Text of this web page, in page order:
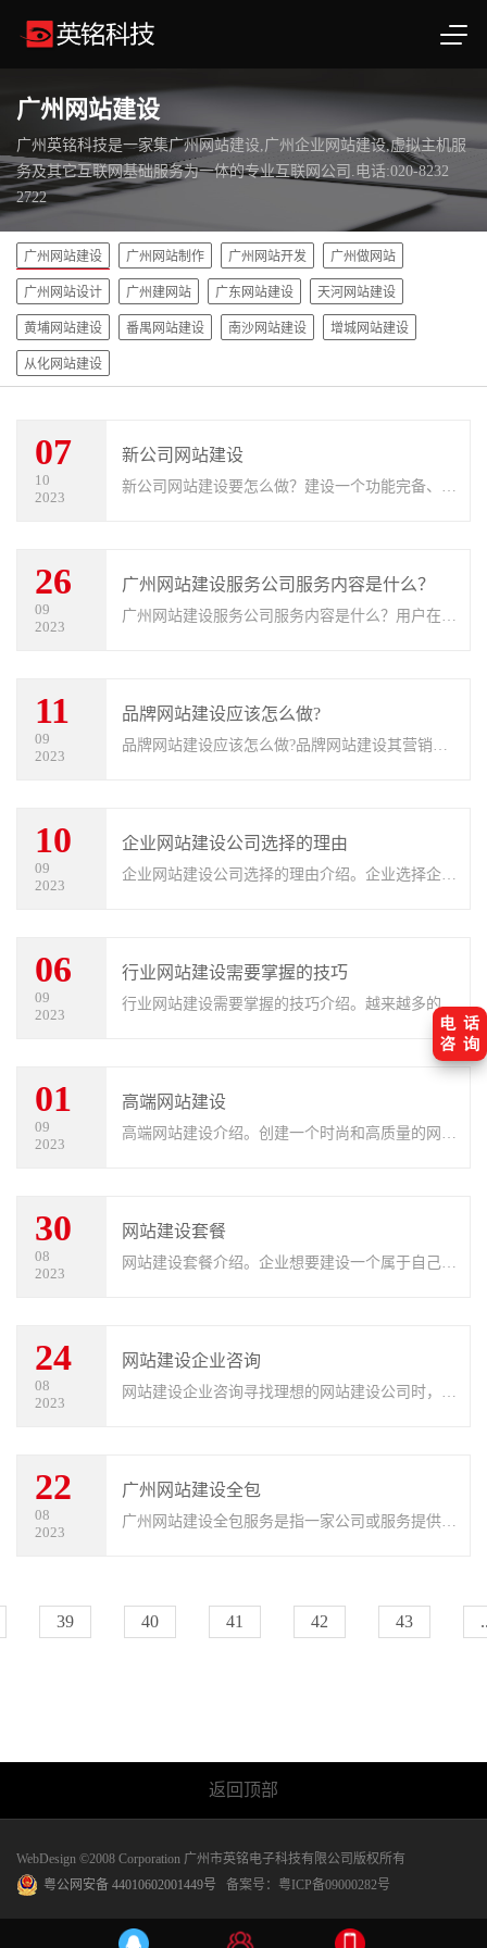
广州网站建设
广州英铭科技是一家集广州网站建设,广州企业网站建设,虚拟主机服
务及其它互联网基础服务为一体的专业互联网公司.电话:020-8232
2722
广州网站建设 广州网站制作 广州网站开发 广州做网站
广州网站设计 广州建网站 广东网站建设 天河网站建设
黄埔网站建设 番禺网站建设 南沙网站建设 增城网站建设
从化网站建设
07
10
2023
新公司网站建设
新公司网站建设要怎么做？建设一个功能完备、用
26
09
2023
广州网站建设服务公司服务内容是什么？
广州网站建设服务公司服务内容是什么？用户在不
11
09
2023
品牌网站建设应该怎么做?
品牌网站建设应该怎么做?品牌网站建设其营销能
10
09
2023
企业网站建设公司选择的理由
企业网站建设公司选择的理由介绍。企业选择企业
06
09
2023
行业网站建设需要掌握的技巧
行业网站建设需要掌握的技巧介绍。越来越多的科
技公司开始重视网站建设。一个好的网站不仅可以
提高公司的知名度和形象，还可以为公司带来更多
01
09
2023
高端网站建设
高端网站建设介绍。创建一个时尚和高质量的网
30
08
2023
网站建设套餐
网站建设套餐介绍。企业想要建设一个属于自己的
24
08
2023
网站建设企业咨询
网站建设企业咨询寻找理想的网站建设公司时，提
22
08
2023
广州网站建设全包
广州网站建设全包服务是指一家公司或服务提供商
发、内容创作、图片和多媒体采购、
39 40 41 42 43
返回顶部
WebDesign ©2008 Corporation 广州市英铭电子科技有限公司版权所有
粤公网安备 44010602001449号
备案号： 粤ICP备09000282号